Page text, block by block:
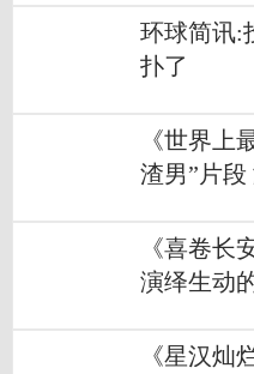
环球简讯:
扑了
《世界上
渣男”片
《喜卷长
演绎生动
《星汉灿